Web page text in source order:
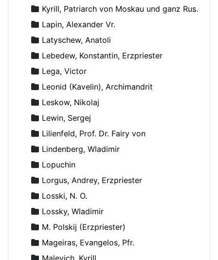
Kyrill, Patriarch von Moskau und ganz Russland
Lapin, Alexander Vr.
Latyschew, Anatoli
Lebedew, Konstantin, Erzpriester
Lega, Victor
Leonid (Kavelin), Archimandrit
Leskow, Nikolaj
Lewin, Sergej
Lilienfeld, Prof. Dr. Fairy von
Lindenberg, Wladimir
Lopuchin
Lorgus, Andrey, Erzpriester
Losski, N. O.
Lossky, Wladimir
M. Polskij (Erzpriester)
Mageiras, Evangelos, Pfr.
Malevich, Kyrill